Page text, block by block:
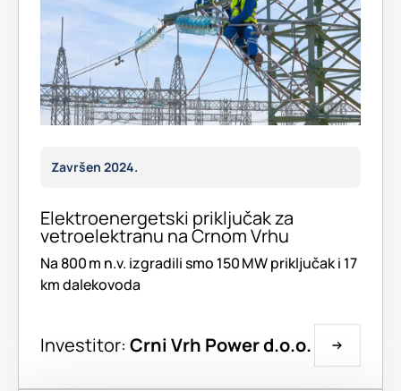
Završen 2024.
Elektroenergetski priključak za
vetroelektranu na Crnom Vrhu
Na 800 m n.v. izgradili smo 150 MW priključak i 17
km dalekovoda
Investitor: Crni Vrh Power d.o.o.